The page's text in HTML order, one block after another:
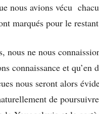
nous avions vécu
marqués pour le
nous ne nous
connaissance et
nous seront alors
de